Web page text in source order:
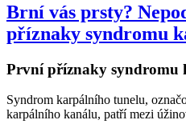
Brní vás prsty?
příznaky syndromu
První příznaky syndromu
Syndrom karpálního tunelu,
karpálního kanálu, patří mezi